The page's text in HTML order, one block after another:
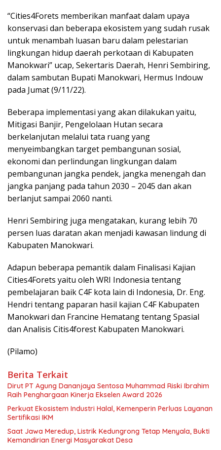
“Cities4Forets memberikan manfaat dalam upaya
konservasi dan beberapa ekosistem yang sudah rusak
untuk menambah luasan baru dalam pelestarian
lingkungan hidup daerah perkotaan di Kabupaten
Manokwari” ucap, Sekertaris Daerah, Henri Sembiring,
dalam sambutan Bupati Manokwari, Hermus Indouw
pada Jumat (9/11/22).
Beberapa implementasi yang akan dilakukan yaitu,
Mitigasi Banjir, Pengelolaan Hutan secara
berkelanjutan melalui tata ruang yang
menyeimbangkan target pembangunan sosial,
ekonomi dan perlindungan lingkungan dalam
pembangunan jangka pendek, jangka menengah dan
jangka panjang pada tahun 2030 – 2045 dan akan
berlanjut sampai 2060 nanti.
Henri Sembiring juga mengatakan, kurang lebih 70
persen luas daratan akan menjadi kawasan lindung di
Kabupaten Manokwari.
Adapun beberapa pemantik dalam Finalisasi Kajian
Cities4Forets yaitu oleh WRI Indonesia tentang
pembelajaran baik C4F kota lain di Indonesia, Dr. Eng.
Hendri tentang paparan hasil kajian C4F Kabupaten
Manokwari dan Francine Hematang tentang Spasial
dan Analisis Citis4forest Kabupaten Manokwari.
(Pilamo)
Berita Terkait
Dirut PT Agung Dananjaya Sentosa Muhammad Riski Ibrahim
Raih Penghargaan Kinerja Ekselen Award 2026
Perkuat Ekosistem Industri Halal, Kemenperin Perluas Layanan
Sertifikasi IKM
Saat Jawa Meredup, Listrik Kedungrong Tetap Menyala, Bukti
Kemandirian Energi Masyarakat Desa